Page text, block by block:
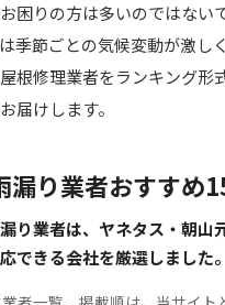
困りの方は多いのではな
季節ごとの気候変動が激
根修理業者をランキング
届けします。
り業者おすすめ
り業者は、ヤネタス・朝山
できる会社を厳選しました。